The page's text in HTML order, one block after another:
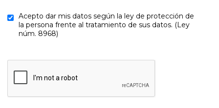
Acepto dar mis datos según la ley de protección de
la persona frente al tratamiento de sus datos. (Ley
núm. 8968)